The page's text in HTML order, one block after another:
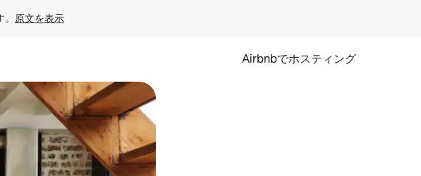
原文を表示
Airbnbでホスティング